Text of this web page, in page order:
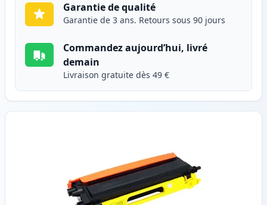
Garantie de qualité
Garantie de 3 ans. Retours sous 90 jours
Commandez aujourd’hui, livré
demain
Livraison gratuite dès 49 €